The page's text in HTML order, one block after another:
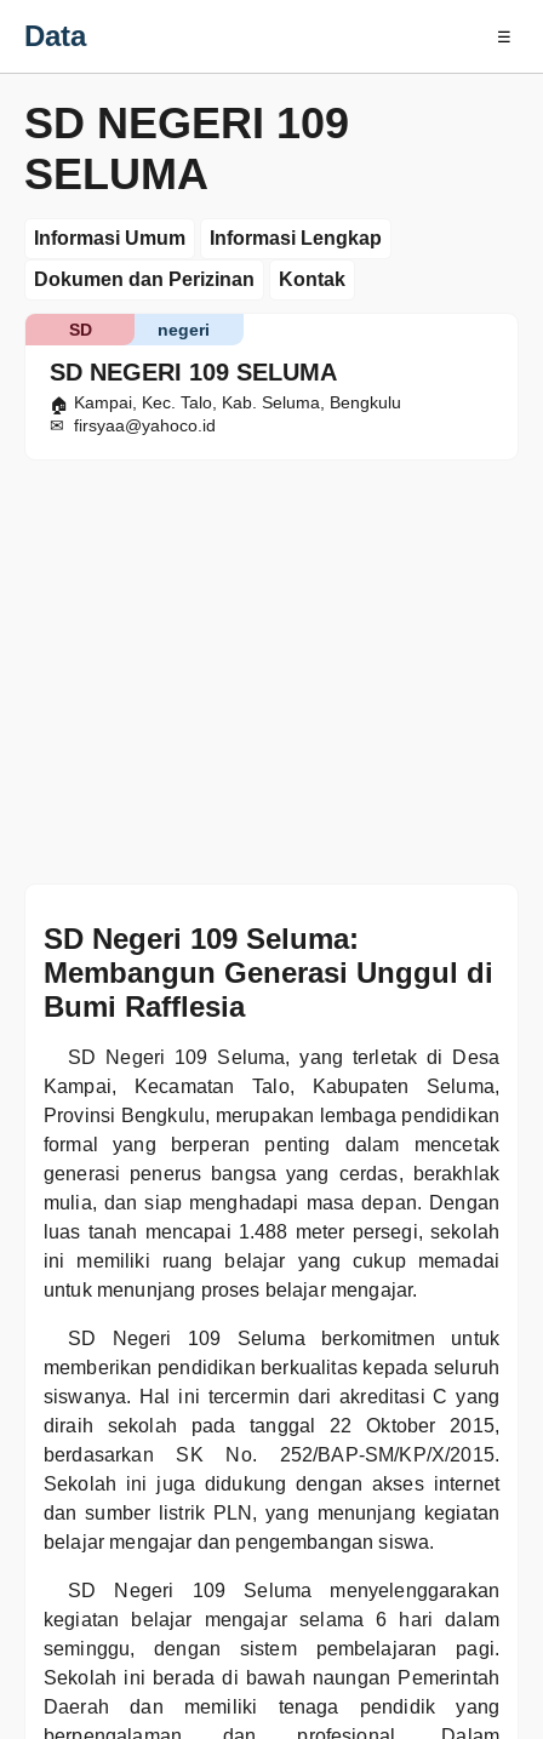
Data ☰
SD NEGERI 109
SELUMA
Informasi Umum
Informasi Lengkap
Dokumen dan Perizinan
Kontak
SD NEGERI 109 SELUMA
negeri
SD
Kampai, Kec. Talo, Kab. Seluma, Bengkulu
firsyaa@yahoco.id
SD Negeri 109 Seluma:
Membangun Generasi Unggul di
Bumi Rafflesia
SD Negeri 109 Seluma, yang terletak di Desa
Kampai, Kecamatan Talo, Kabupaten Seluma,
Provinsi Bengkulu, merupakan lembaga pendidikan
formal yang berperan penting dalam mencetak
generasi penerus bangsa yang cerdas, berakhlak
mulia, dan siap menghadapi masa depan. Dengan
luas tanah mencapai 1.488 meter persegi, sekolah
ini memiliki ruang belajar yang cukup memadai
untuk menunjang proses belajar mengajar.
SD Negeri 109 Seluma berkomitmen untuk
memberikan pendidikan berkualitas kepada seluruh
siswanya. Hal ini tercermin dari akreditasi C yang
diraih sekolah pada tanggal 22 Oktober 2015,
berdasarkan SK No. 252/BAP-SM/KP/X/2015.
Sekolah ini juga didukung dengan akses internet
dan sumber listrik PLN, yang menunjang kegiatan
belajar mengajar dan pengembangan siswa.
SD Negeri 109 Seluma menyelenggarakan
kegiatan belajar mengajar selama 6 hari dalam
seminggu, dengan sistem pembelajaran pagi.
Sekolah ini berada di bawah naungan Pemerintah
Daerah dan memiliki tenaga pendidik yang